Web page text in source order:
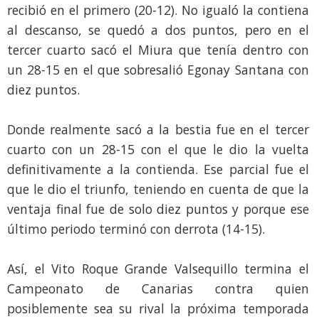
recibió en el primero (20-12). No igualó la contiena
al descanso, se quedó a dos puntos, pero en el
tercer cuarto sacó el Miura que tenía dentro con
un 28-15 en el que sobresalió Egonay Santana con
diez puntos.
Donde realmente sacó a la bestia fue en el tercer
cuarto con un 28-15 con el que le dio la vuelta
definitivamente a la contienda. Ese parcial fue el
que le dio el triunfo, teniendo en cuenta de que la
ventaja final fue de solo diez puntos y porque ese
último periodo terminó con derrota (14-15).
Así, el Vito Roque Grande Valsequillo termina el
Campeonato de Canarias contra quien
posiblemente sea su rival la próxima temporada